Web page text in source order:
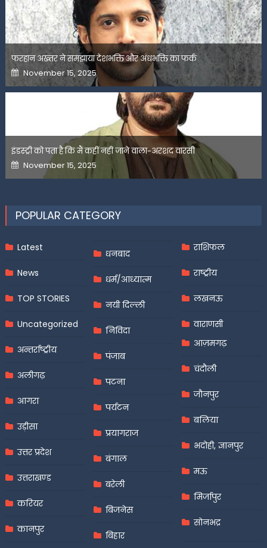
फरहान अख्तर ने समझाया देशभक्ति और अंधभक्ति का फर्क
Posted
on
November 15, 2025
इंडस्ट्री को पता है कि मैं कहीं नहीं जाने वाला-अरशद वारसी
Posted
on
November 15, 2025
POPULAR CATEGORY
Latest
News
TOP STORIES
Uncategorized
अन्तर्राष्ट्रीय
अलीगढ़
आगरा
उड़ीसा
उत्तर प्रदेश
उत्तराखण्ड
करियर
कानपुर
धनबाद
धर्म/आध्यात्म
नयी दिल्ली
निविदा
पंजाब
पटना
पर्यटन
प्रयागराज
बंगाल
बरेली
बिजनेस
बिहार
राशिफल
राष्ट्रीय
लखनऊ
वाराणसी
आज़मगढ़
चंदौली
जौनपुर
बलिया
भदोही, ज्ञानपुर
मऊ
मिर्जापुर
सोनभद्र